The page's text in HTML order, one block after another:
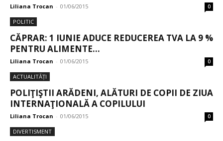
Liliana Trocan - 01/06/2015 0
POLITIC
CĂPRAR: 1 IUNIE ADUCE REDUCEREA TVA LA 9 %
PENTRU ALIMENTE...
Liliana Trocan - 01/06/2015 0
ACTUALITĂȚI
POLIŢIŞTII ARĂDENI, ALĂTURI DE COPII DE ZIUA
INTERNAŢIONALĂ A COPILULUI
Liliana Trocan - 01/06/2015 0
DIVERTISMENT